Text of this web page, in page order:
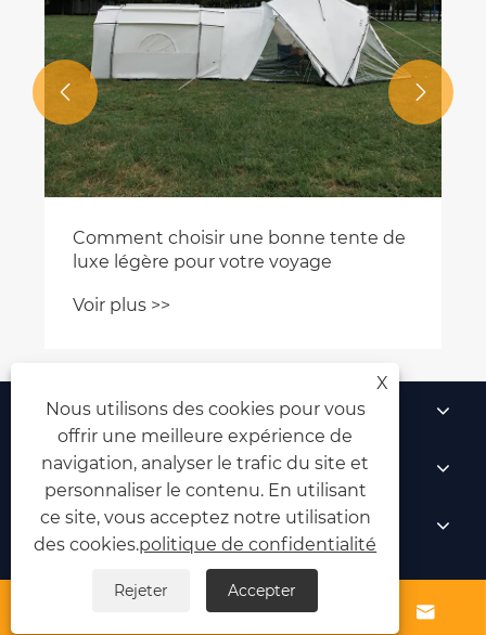
Comment choisir une bonne tente de
luxe légère pour votre voyage
Voir plus >>
 
À propos de nous
Produits
Nouvelles
Contactez-nous
 
X
Nous utilisons des cookies pour vous
offrir une meilleure expérience de
navigation, analyser le trafic du site et
personnaliser le contenu. En utilisant
ce site, vous acceptez notre utilisation
des cookies.politique de confidentialité
Rejeter Accepter